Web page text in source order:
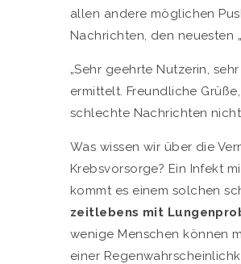
allen andere möglichen
Nachrichten, den neuesten
„Sehr geehrte Nutzerin,
ermittelt. Freundliche
schlechte Nachrichten
Was wissen wir über die
Krebsvorsorge? Ein Infekt
kommt es einem solchen
zeitlebens mit
wenige Menschen können
einer